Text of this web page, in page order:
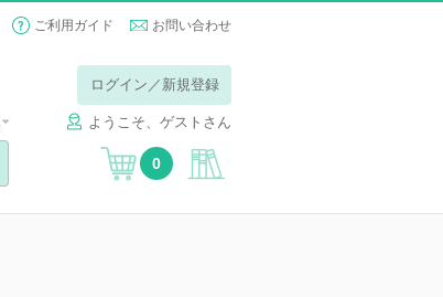
ご利用ガイド お問い合わせ
ログイン／新規登録
ようこそ、ゲストさん
0